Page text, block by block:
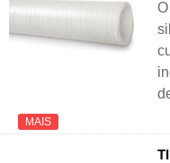
MAIS